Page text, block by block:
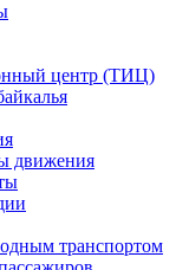
центр (ТИЦ)
движения
транспортом